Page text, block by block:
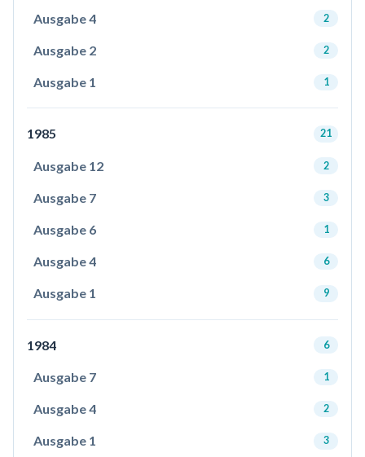
Ausgabe 4 2
Ausgabe 2 2
Ausgabe 1 1
1985 21
Ausgabe 12 2
Ausgabe 7 3
Ausgabe 6 1
Ausgabe 4 6
Ausgabe 1 9
1984 6
Ausgabe 7 1
Ausgabe 4 2
Ausgabe 1 3